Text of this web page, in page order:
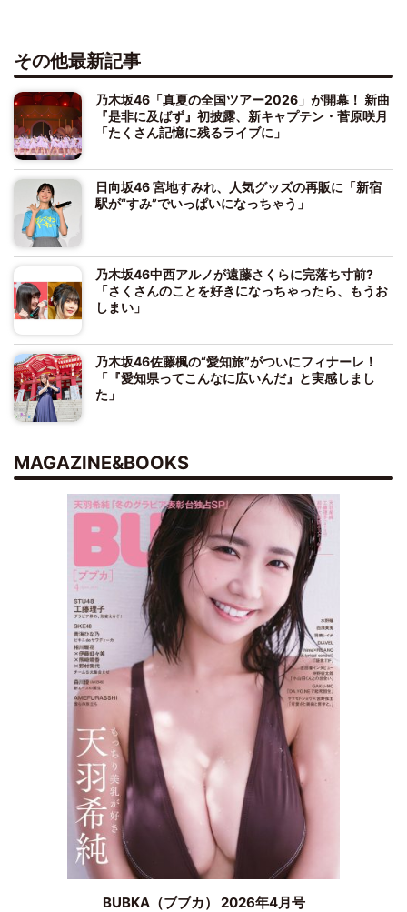
その他最新記事
乃木坂46「真夏の全国ツアー2026」が開幕！ 新曲
『是非に及ばず』初披露、新キャプテン・菅原咲月
「たくさん記憶に残るライブに」
日向坂46 宮地すみれ、人気グッズの再販に「新宿
駅が“すみ”でいっぱいになっちゃう」
乃木坂46中西アルノが遠藤さくらに完落ち寸前?
「さくさんのことを好きになっちゃったら、もうお
しまい」
乃木坂46佐藤楓の“愛知旅”がついにフィナーレ！
「『愛知県ってこんなに広いんだ』と実感しまし
た」
MAGAZINE&BOOKS
BUBKA（ブブカ） 2026年4月号